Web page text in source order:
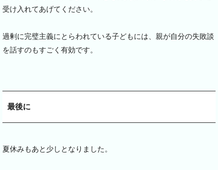
受け入れてあげてください。
過剰に完璧主義にとらわれている子どもには、親が自分の失敗談
を話すのもすごく有効です。
最後に
夏休みもあと少しとなりました。